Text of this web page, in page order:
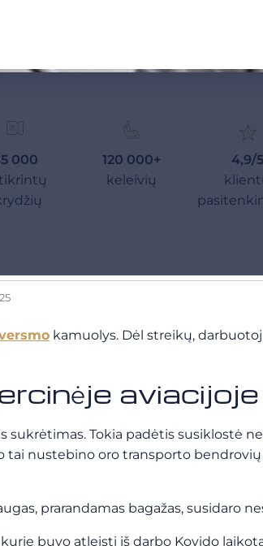
000
120 000+
keleivių
4,9/5
kamuolys. Dėl streikų,
sukrėtimas. Tokia padėtis
tai nustebino oro transporto
prarandamas bagažas,
buvo atleisti iš darbo Kovido